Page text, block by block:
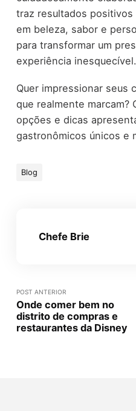
traz resultados
em beleza, sabor e
para transformar um
experiência inesquecível.
Quer impressionar seus
que realmente marcam?
opções e dicas
gastronômicos únicos e
Blog
Chefe Brie
POST ANTERIOR
Onde comer bem no
distrito de compras e
restaurantes da Disney